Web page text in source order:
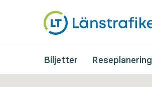
Biljetter Reseplanering